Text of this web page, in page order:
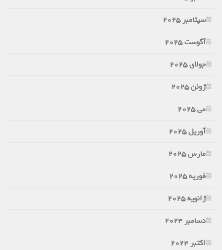
سپتامبر 2025
آگوست 2025
جولای 2025
ژوئن 2025
می 2025
آوریل 2025
مارس 2025
فوریه 2025
ژانویه 2025
دسامبر 2024
اکتبر 2024